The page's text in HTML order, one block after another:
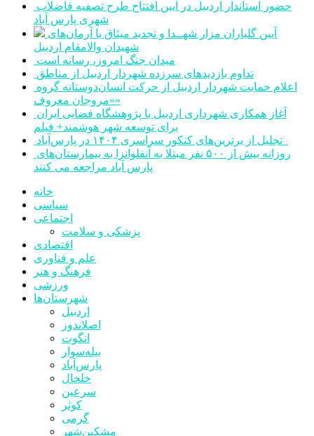
شهری پارس آباد
شهیدان والامقام اردبیل
میدان جنگ امروز، رسانه است
تداوم بازدیدهای سرزده شهردار اردبیل از مناطق
«مروجان معروف»
برای توسعه شهر هوشمند+ فیلم
پارس آباد مراجعه می کنند
خانه
سیاسی
اجتماعی
پزشکی و سلامت
اقتصادی
علم و فناوری
فرهنگ و هنر
ورزشی
شهرستان‌ها
اردبیل
اصلاندوز
انگوت
بیله‌سوار
پارس‌آباد
خلخال
سرعین
کوثر
گرمی
مشکین‌شهر